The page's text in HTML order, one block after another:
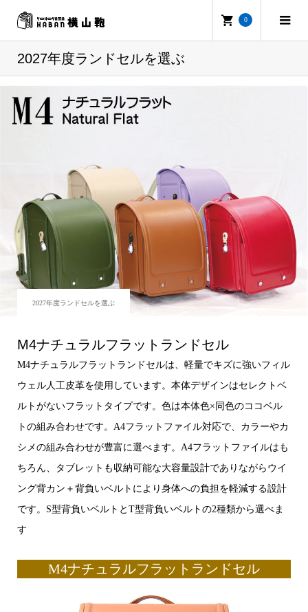
0
2027年度ランドセルを選ぶ
2027年度ランドセルを選ぶ
M4ナチュラルフラットランドセル
M4ナチュラルフラットランドセルは、軽量でキズに強いフィル
ウェル人工皮革を使用しています。本体デザインはセレクトベ
ルトがないフラットタイプです。色は本体色×同色のココベル
トの組み合わせです。A4フラットファイル対応で、カラーやカ
シメの組み合わせが豊富に選べます。A4フラットファイルはも
ちろん、タブレットも収納可能な大容量設計でありながらウイ
ング背カン＋背負いベルトにより身体への負担を軽減する設計
です。S型背負いベルトとT型背負いベルトの2種類から選べま
す
M4ナチュラルフラットランドセル